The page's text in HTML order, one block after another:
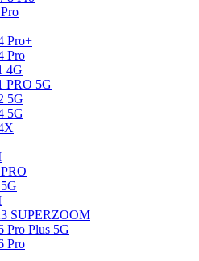
Pro+
Pro
4G
PRO 5G
5G
5G
SUPERZOOM
Pro Plus 5G
Pro